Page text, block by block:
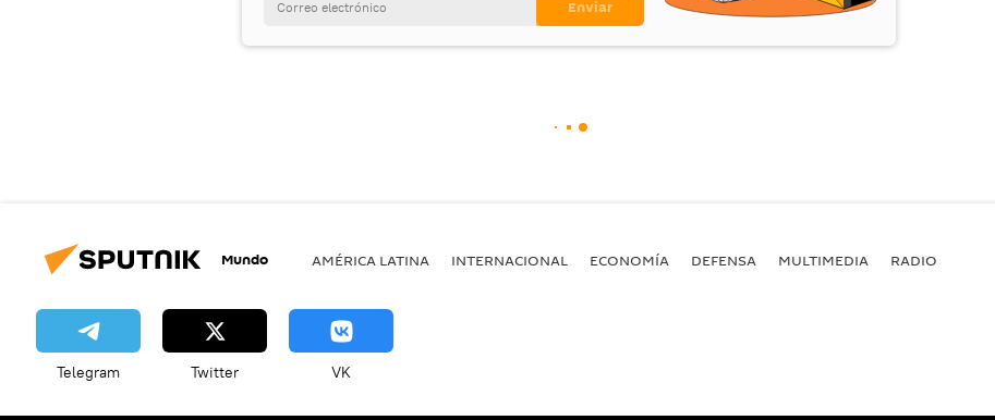
Mundo AMÉRICA LATINA INTERNACIONAL ECONOMÍA DEFENSA MULTIMEDIA RADIO
Telegram Twitter VK